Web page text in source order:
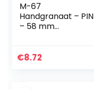
M-67
Handgranaat – PIN
– 58 mm
€8.72